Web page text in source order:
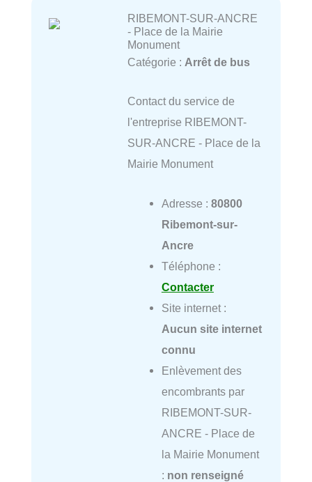
RIBEMONT-SUR-ANCRE
- Place de la Mairie
Monument
Catégorie : Arrêt de bus
Contact du service de
l'entreprise RIBEMONT-
SUR-ANCRE - Place de la
Mairie Monument
Adresse : 80800
Ribemont-sur-
Ancre
Téléphone :
Contacter
Site internet :
Aucun site internet
connu
Enlèvement des
encombrants par
RIBEMONT-SUR-
ANCRE - Place de
la Mairie Monument
: non renseigné